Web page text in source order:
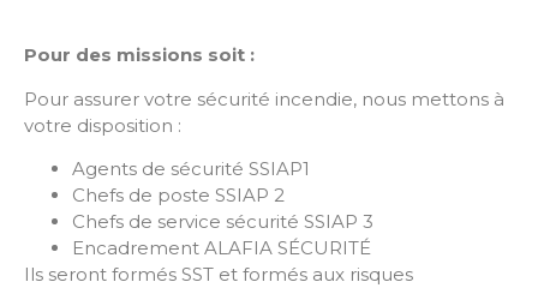
Pour des missions soit :
Pour assurer votre sécurité incendie, nous mettons à
votre disposition :
Agents de sécurité SSIAP1
Chefs de poste SSIAP 2
Chefs de service sécurité SSIAP 3
Encadrement ALAFIA SÉCURITÉ
Ils seront formés SST et formés aux risques